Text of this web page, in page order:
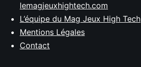
lemagjeuxhightech.com
L’équipe du Mag Jeux High Tech
Mentions Légales
Contact